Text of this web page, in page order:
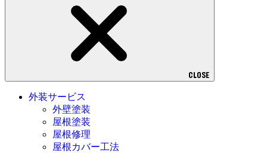
CLOSE
外装サービス
外壁塗装
屋根塗装
屋根修理
屋根カバー工法